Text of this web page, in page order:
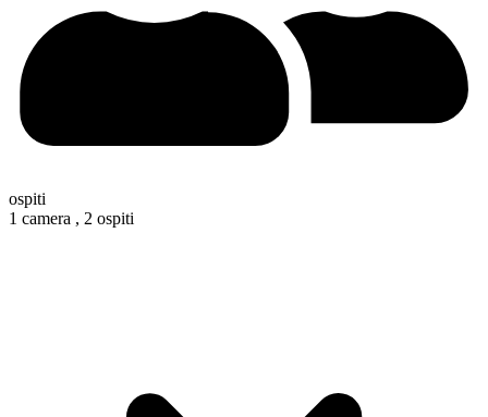
ospiti
1 camera , 2 ospiti